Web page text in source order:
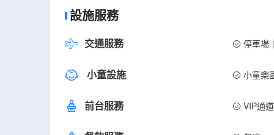
設施服務
交通服務 停車場
小童設施 小童樂
前台服務 VIP通